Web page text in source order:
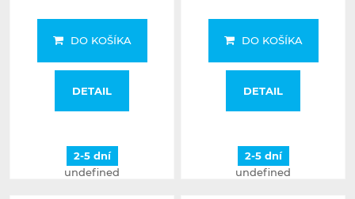
DO KOŠÍKA
DETAIL
2-5 dní
undefined
DO KOŠÍKA
DETAIL
2-5 dní
undefined